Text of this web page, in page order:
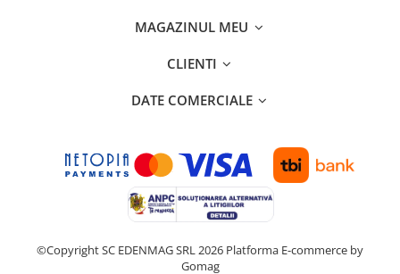
MAGAZINUL MEU
CLIENTI
DATE COMERCIALE
©Copyright SC EDENMAG SRL 2026 Platforma E-commerce by
Gomag